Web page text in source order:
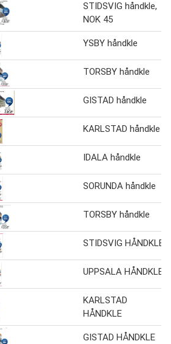
STIDSVIG håndkle,
NOK 45
YSBY håndkle
TORSBY håndkle
GISTAD håndkle
KARLSTAD håndkle
IDALA håndkle
SORUNDA håndkle
TORSBY håndkle
STIDSVIG HÅNDKLE
UPPSALA HÅNDKLE
KARLSTAD
HÅNDKLE
GISTAD HÅNDKLE